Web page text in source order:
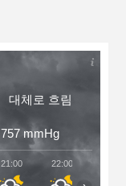
대체로 흐림
757 mmHg
21:00 22:00